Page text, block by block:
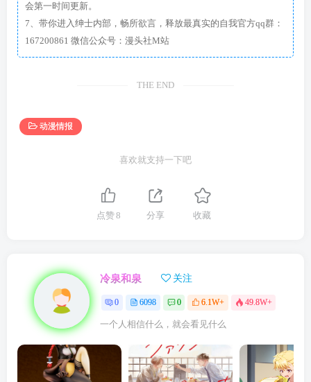
会第一时间更新。
7、带你进入绅士内部，畅所欲言，释放最真实的自我官方qq群：
167200861 微信公众号：漫头社M站
THE END
动漫情报
喜欢就支持一下吧
点赞8 分享 收藏
冷泉和泉 关注
0 6098 0 6.1W+ 49.8W+
一个人相信什么，就会看见什么